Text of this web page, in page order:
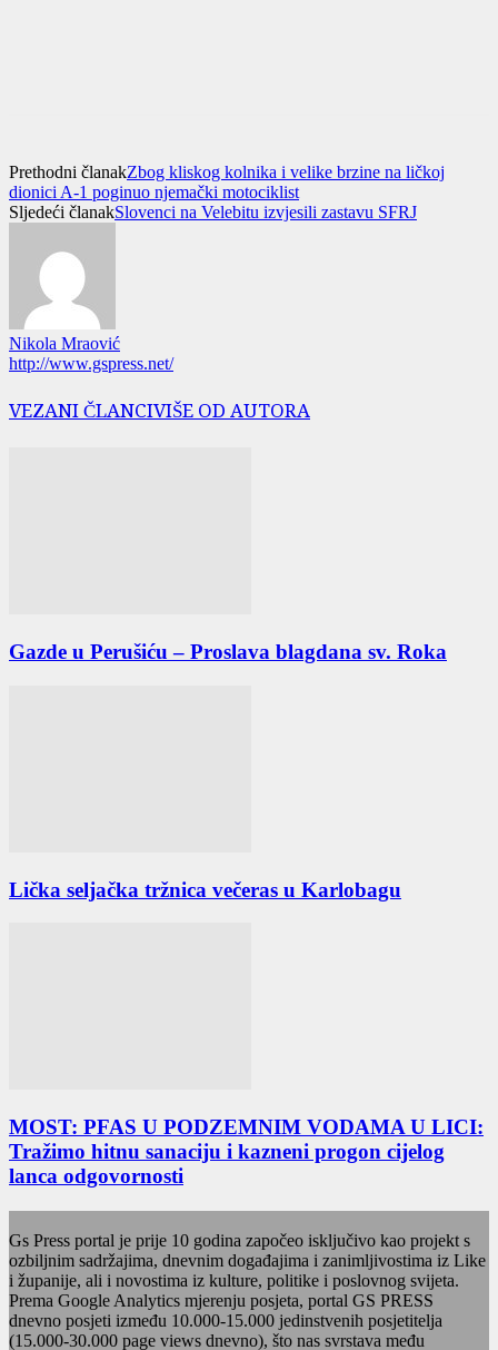
Prethodni članakZbog kliskog kolnika i velike brzine na ličkoj
dionici A-1 poginuo njemački motociklist
Sljedeći članakSlovenci na Velebitu izvjesili zastavu SFRJ
Nikola Mraović
http://www.gspress.net/
VEZANI ČLANCIVIŠE OD AUTORA
Gazde u Perušiću – Proslava blagdana sv. Roka
Lička seljačka tržnica večeras u Karlobagu
MOST: PFAS U PODZEMNIM VODAMA U LICI:
Tražimo hitnu sanaciju i kazneni progon cijelog
lanca odgovornosti
Gs Press portal je prije 10 godina započeo isključivo kao projekt s
ozbiljnim sadržajima, dnevnim događajima i zanimljivostima iz Like
i županije, ali i novostima iz kulture, politike i poslovnog svijeta.
Prema Google Analytics mjerenju posjeta, portal GS PRESS
dnevno posjeti između 10.000-15.000 jedinstvenih posjetitelja
(15.000-30.000 page views dnevno), što nas svrstava među